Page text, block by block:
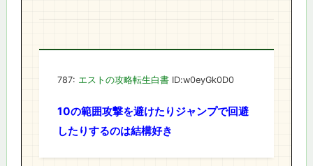
787: エストの攻略転生白書 ID:w0eyGk0D0
10の範囲攻撃を避けたりジャンプで回避
したりするのは結構好き